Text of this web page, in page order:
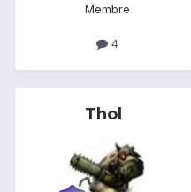
Membre
4
Thol